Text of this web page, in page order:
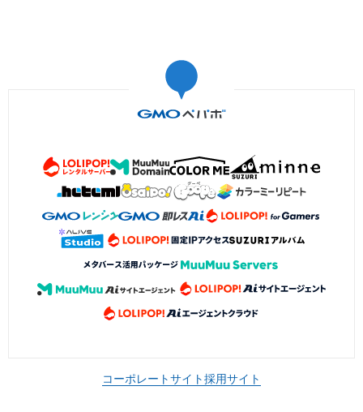
コーポレートサイト採用サイト